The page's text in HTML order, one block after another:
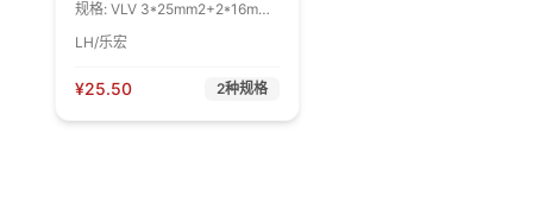
规格: VLV 3*25mm2+2*16mm2
LH/乐宏
¥25.50 2种规格